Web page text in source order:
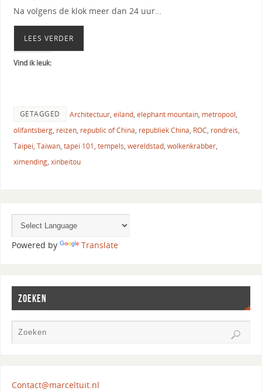
Na volgens de klok meer dan 24 uur…
LEES VERDER
Vind ik leuk:
GETAGGED Architectuur, eiland, elephant mountain, metropool,
olifantsberg, reizen, republic of China, republiek China, ROC, rondreis,
Taipei, Taiwan, tapei 101, tempels, wereldstad, wolkenkrabber,
ximending, xinbeitou
Powered by Translate
ZOEKEN
Contact@marceltuit.nl